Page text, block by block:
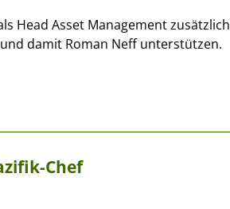
Head Asset Management zusätzlich
damit Roman Neff unterstützen.
Chef